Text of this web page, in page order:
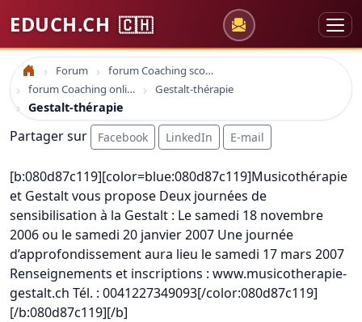
EDUCH.CH 🇨🇭
Accueil Forum
forum Coaching scolaire
forum Coaching online formation professionelle emploi education
Gestalt-thérapie
Gestalt-thérapie
Partager sur Facebook LinkedIn E-mail
[b:080d87c119][color=blue:080d87c119]Musicothérapie
et Gestalt vous propose Deux journées de
sensibilisation à la Gestalt : Le samedi 18 novembre
2006 ou le samedi 20 janvier 2007 Une journée
d’approfondissement aura lieu le samedi 17 mars 2007
Renseignements et inscriptions : www.musicotherapie-
gestalt.ch Tél. : 0041227349093[/color:080d87c119]
[/b:080d87c119][/b]